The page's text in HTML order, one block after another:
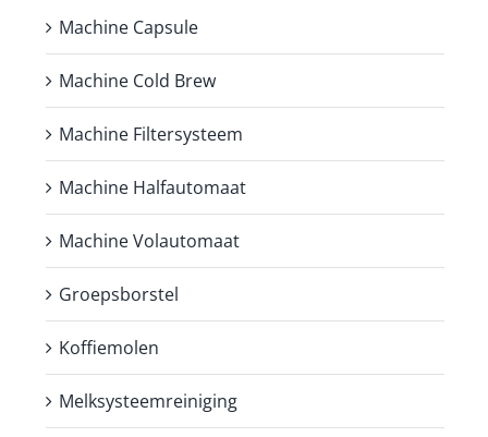
Machine Capsule
Machine Cold Brew
Machine Filtersysteem
Machine Halfautomaat
Machine Volautomaat
Groepsborstel
Koffiemolen
Melksysteemreiniging